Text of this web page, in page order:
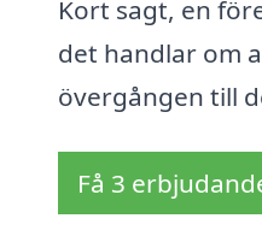
Kort sagt, en
det handlar om
övergången till
Få 3